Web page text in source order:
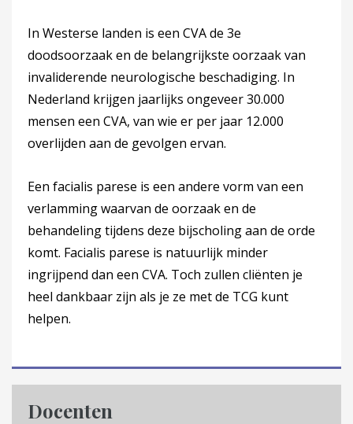
In Westerse landen is een CVA de 3e
doodsoorzaak en de belangrijkste oorzaak van
invaliderende neurologische beschadiging. In
Nederland krijgen jaarlijks ongeveer 30.000
mensen een CVA, van wie er per jaar 12.000
overlijden aan de gevolgen ervan.
Een facialis parese is een andere vorm van een
verlamming waarvan de oorzaak en de
behandeling tijdens deze bijscholing aan de orde
komt. Facialis parese is natuurlijk minder
ingrijpend dan een CVA. Toch zullen cliënten je
heel dankbaar zijn als je ze met de TCG kunt
helpen.
Docenten